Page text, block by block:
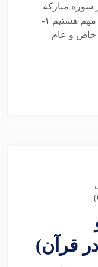
سوره مبارکه
معراج، نیازمند یادر آوری دو مفهوم مهم هستیم ۱-
خاص و عام
قرآن)